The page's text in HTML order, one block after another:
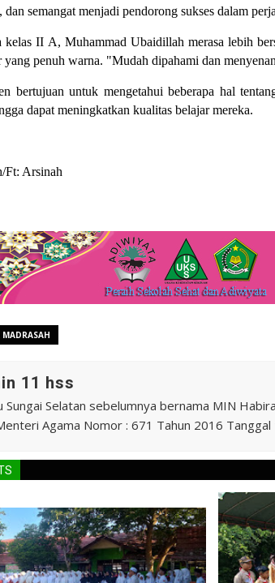
dan semangat menjadi pendorong sukses dalam
kelas II A, Muhammad Ubaidillah merasa lebih
yang penuh warna. "Mudah dipahami dan
bertujuan untuk mengetahui beberapa hal
dapat meningkatkan kualitas belajar mereka.
Ft: Arsinah
MADRASAH
11 hss
Sungai Selatan sebelumnya bernama MIN
Agama Nomor : 671 Tahun 2016